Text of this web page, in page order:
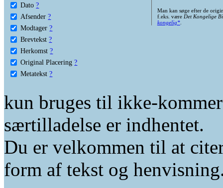
Dato ?
Afsender ?
Modtager ?
Brevtekst ?
Herkomst ?
Original Placering ?
Metatekst ?
Man kan søge efter de
f.eks. være Det Kongelige
kongelig*.
kun bruges til ikke-
særtilladelse er indhentet.
Du er velkommen til at
form af tekst og